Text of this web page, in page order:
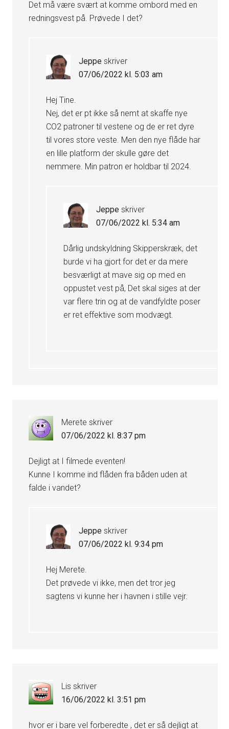
Det må være svært at komme ombord med en
redningsvest på. Prøvede I det?
Jeppe skriver
07/06/2022 kl. 5:03 am
Hej Tine.
Nej, det er pt ikke så nemt at skaffe nye
CO2 patroner til vestene og de er ret dyre
til vores store veste. Men den nye flåde har
en lille platform der skulle gøre det
nemmere. Min patron er holdbar til 2024.
Jeppe skriver
07/06/2022 kl. 5:34 am
Dårlig undskyldning Skipperskræk, det
burde vi ha gjort for det er da mere
besværligt at mave sig op med en
oppustet vest på, Det skal siges at der
var flere trin og at de vandfyldte poser
er ret effektive som modvægt.
Merete skriver
07/06/2022 kl. 8:37 pm
Dejligt at I filmede eventen!
Kunne I komme ind flåden fra båden uden at
falde i vandet?
Jeppe skriver
07/06/2022 kl. 9:34 pm
Hej Merete.
Det prøvede vi ikke, men det tror jeg
sagtens vi kunne her i havnen i stille vejr.
Lis skriver
16/06/2022 kl. 3:51 pm
hvor er i bare vel forberedte , det er så dejligt at